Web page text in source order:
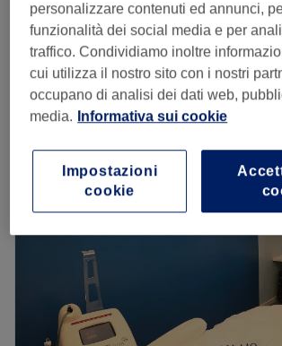
MASSAGGIO RILASSANTE
1 ora
Visualizzazione rapida dei dettagli
Lunedì
Giovedì
Venerdì
Effect Beauty, a Roma, è il luogo ideale
un momento di puro benessere. Qui,
pensato per rigenerare la tua pelle e
personalizzare contenuti ed annunci,
funzionalità dei social media e per
traffico. Condividiamo inoltre
cui utilizza il nostro sito con i nostri
occupano di analisi dei dati web,
media. Informativa sui cookie
Impostazioni
cookie